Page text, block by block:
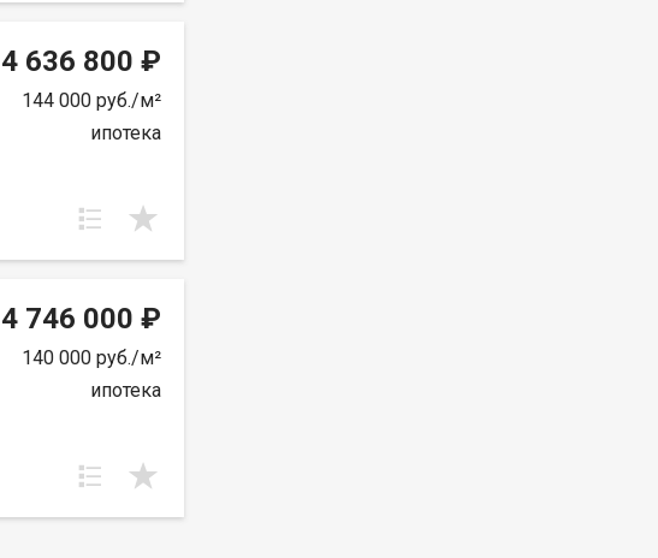
4 636 800 ₽
144 000 руб./м²
ипотека
4 746 000 ₽
140 000 руб./м²
ипотека